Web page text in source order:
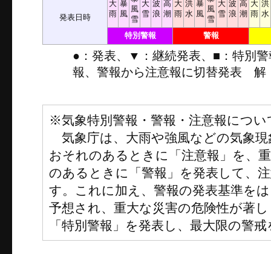
発表日時
大
雨
暴
風
風
雪
大
雪
波
浪
高
潮
大
雨
洪
水
暴
風
風
雪
大
雪
波
浪
高
潮
大
雨
洪
水
特別警報 警報
●：発表、▼：継続発表、■：特別
報、警報から注意報に切替発表 解
※気象特別警報・警報・注意報につい
気象庁は、大雨や強風などの気象
おそれのあるときに「注意報」を、
のあるときに「警報」を発表して、
す。これに加え、警報の発表基準を
予想され、重大な災害の危険性が著
「特別警報」を発表し、最大限の警